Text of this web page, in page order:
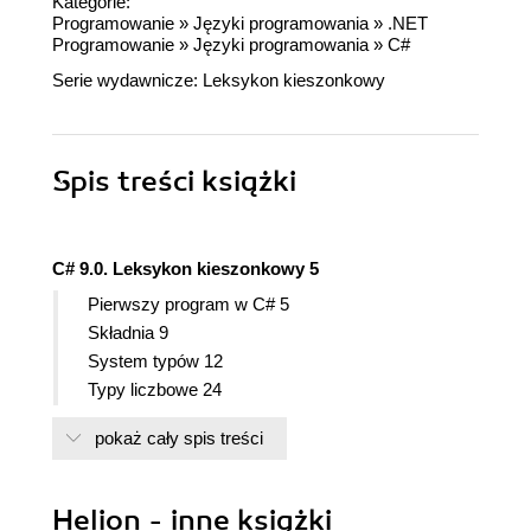
Programowanie » Języki programowania » .NET
Programowanie » Języki programowania » C#
Serie wydawnicze: Leksykon kieszonkowy
Spis treści książki
C# 9.0. Leksykon kieszonkowy 5
Pierwszy program w C# 5
Składnia 9
System typów 12
Typy liczbowe 24
Znaki i ciągi znaków 34
pokaż cały spis treści
Helion - inne książki